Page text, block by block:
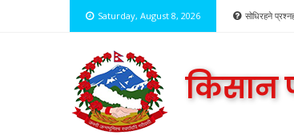
Saturday, August 8, 2026 सोधिरहने
किसान